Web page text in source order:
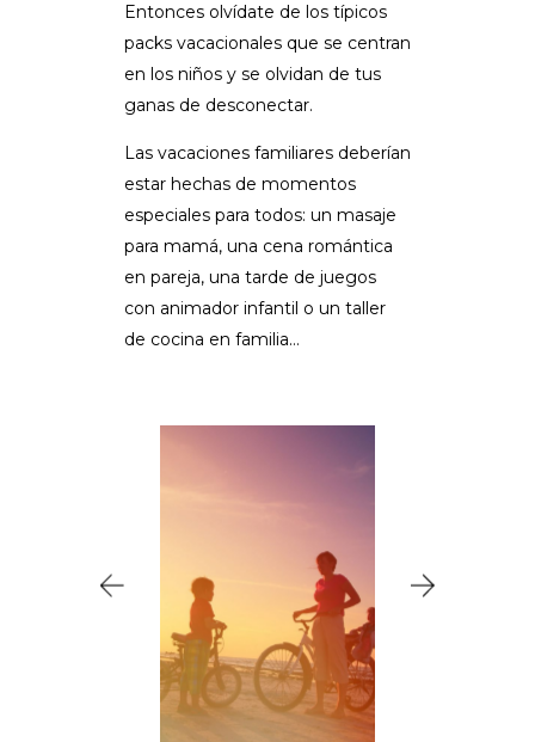
Entonces olvídate de los típicos
packs vacacionales que se centran
en los niños y se olvidan de tus
ganas de desconectar.
Las vacaciones familiares deberían
estar hechas de momentos
especiales para todos: un masaje
para mamá, una cena romántica
en pareja, una tarde de juegos
con animador infantil o un taller
de cocina en familia…
CICLOTURISMO